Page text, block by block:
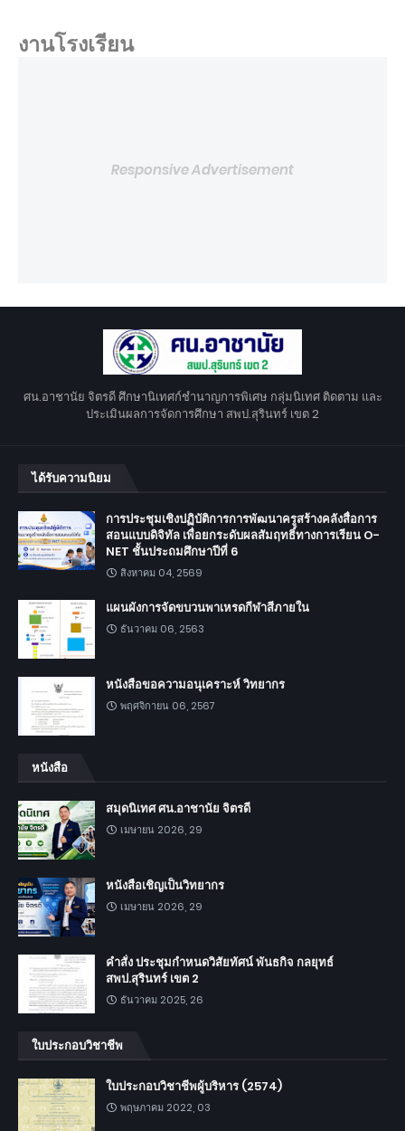
งานโรงเรียน
Responsive Advertisement
ศน.อาชานัย จิตรดี ศึกษานิเทศก์ชำนาญการพิเศษ กลุ่มนิเทศ ติดตาม และ
ประเมินผลการจัดการศึกษา สพป.สุรินทร์ เขต 2
ได้รับความนิยม
การประชุมเชิงปฏิบัติการการพัฒนาครูสร้างคลังสื่อการ
สอนแบบดิจิทัล เพื่อยกระดับผลสัมฤทธิ์ทางการเรียน O-
NET ชั้นประถมศึกษาปีที่ 6
สิงหาคม 04, 2569
แผนผังการจัดขบวนพาเหรดกีฬาสีภายใน
ธันวาคม 06, 2563
หนังสือขอความอนุเคราะห์ วิทยากร
พฤศจิกายน 06, 2567
หนังสือ
สมุดนิเทศ ศน.อาชานัย จิตรดี
เมษายน 2026, 29
หนังสือเชิญเป็นวิทยากร
เมษายน 2026, 29
คำสั่ง ประชุมกำหนดวิสัยทัศน์ พันธกิจ กลยุทธ์
สพป.สุรินทร์ เขต 2
ธันวาคม 2025, 26
ใบประกอบวิชาชีพ
ใบประกอบวิชาชีพผู้บริหาร (2574)
พฤษภาคม 2022, 03